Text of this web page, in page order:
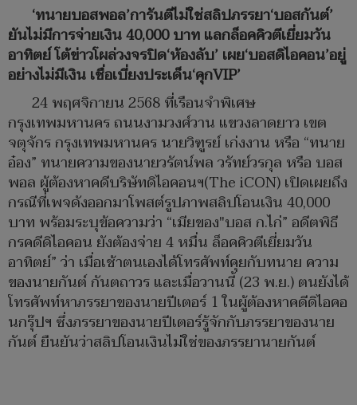
‘ทนายบอสพอล’การันตีไม่ใช่สลิปภรรยา‘บอสกันต์’
ยันไม่มีการจ่ายเงิน 40,000 บาท แลกล็อคคิวตีเยี่ยมวัน
อาทิตย์ โต้ข่าวโผล่วงจรปิด‘ห้องลับ’ เผย‘บอสดิไอคอน’อยู่
อย่างไม่มีเงิน เชื่อเบี่ยงประเด็น‘คุกVIP’
24 พฤศจิกายน 2568 ที่เรือนจำพิเศษ
กรุงเทพมหานคร ถนนงามวงศ์วาน แขวงลาดยาว เขต
จตุจักร กรุงเทพมหานคร นายวิฑูรย์ เก่งงาน หรือ “ทนาย
อ๋อง” ทนายความของนายวรัตน์พล วรัทย์วรกุล หรือ บอส
พอล ผู้ต้องหาคดีบริษัทดิไอคอนฯ(The iCON) เปิดเผยถึง
กรณีที่เพจดังออกมาโพสต์รูปภาพสลิปโอนเงิน 40,000
บาท พร้อมระบุข้อความว่า “เมียของ"บอส ก.ไก่” อดีตพิธี
กรคดีดิไอคอน ยังต้องจ่าย 4 หมื่น ล็อคคิวตีเยี่ยมวัน
อาทิตย์” ว่า เมื่อเช้าตนเองได้โทรศัพท์คุยกับทนาย ความ
ของนายกันต์ กันตถาวร และเมื่อวานนี้ (23 พ.ย.) ตนยังได้
โทรศัพท์หาภรรยาของนายปีเตอร์ 1 ในผู้ต้องหาคดีดิไอคอ
นกรุ๊ปฯ ซึ่งภรรยาของนายปีเตอร์รู้จักกับภรรยาของนาย
กันต์ ยืนยันว่าสลิปโอนเงินไม่ใช่ของภรรยานายกันต์